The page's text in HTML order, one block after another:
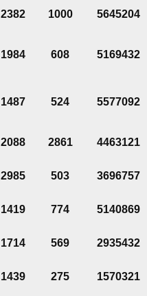
2382 1000 5645204
1984 608 5169432
1487 524 5577092
2088 2861 4463121
2985 503 3696757
1419 774 5140869
1714 569 2935432
1439 275 1570321